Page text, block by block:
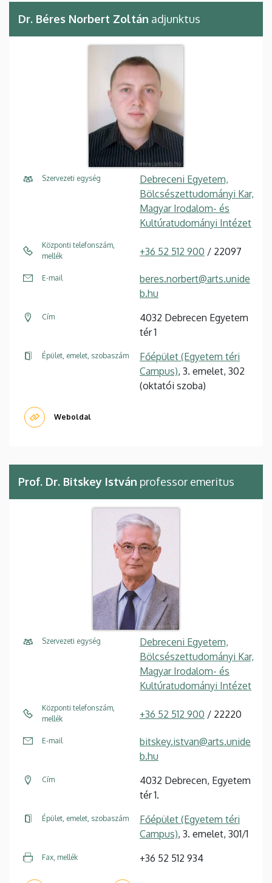
Dr. Béres Norbert Zoltán adjunktus
Szervezeti egység
Debreceni Egyetem,
Bölcsészettudományi Kar,
Magyar Irodalom- és
Kultúratudományi Intézet
Központi telefonszám,
mellék
+36 52 512 900 / 22097
E-mail
beres.norbert@arts.unide
b.hu
Cím
4032 Debrecen Egyetem
tér 1
Épület, emelet, szobaszám
Főépület (Egyetem téri
Campus), 3. emelet, 302
(oktatói szoba)
Weboldal
Prof. Dr. Bitskey István professor emeritus
Szervezeti egység
Debreceni Egyetem,
Bölcsészettudományi Kar,
Magyar Irodalom- és
Kultúratudományi Intézet
Központi telefonszám,
mellék
+36 52 512 900 / 22220
E-mail
bitskey.istvan@arts.unide
b.hu
Cím
4032 Debrecen, Egyetem
tér 1.
Épület, emelet, szobaszám
Főépület (Egyetem téri
Campus), 3. emelet, 301/1
Fax, mellék +36 52 512 934